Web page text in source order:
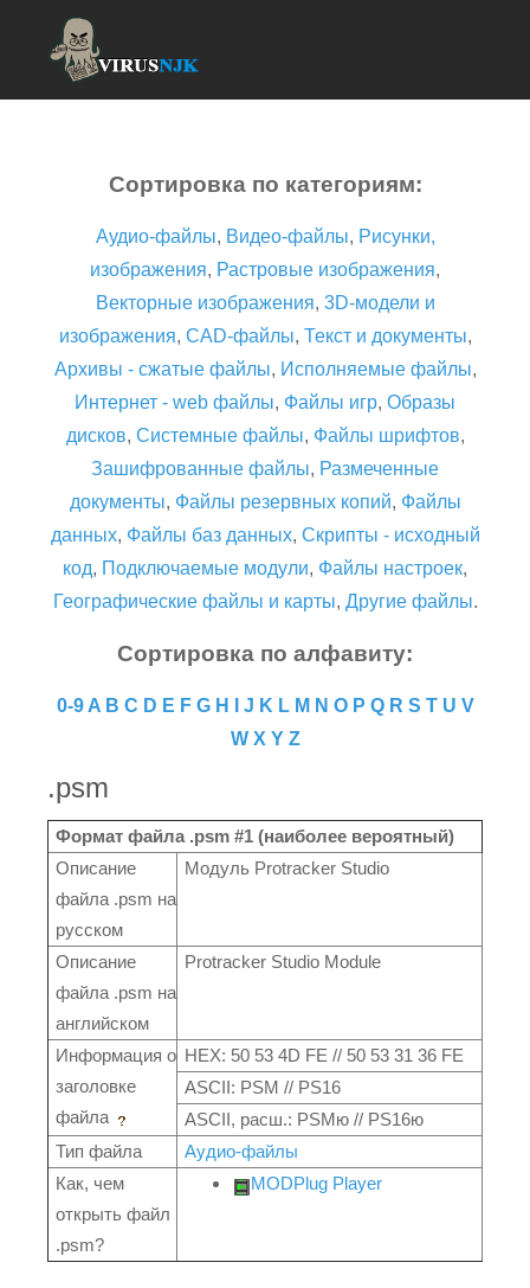
Сортировка по категориям:
Аудио-файлы, Видео-файлы, Рисунки,
изображения, Растровые изображения,
Векторные изображения, 3D-модели и
изображения, CAD-файлы, Текст и документы,
Архивы - сжатые файлы, Исполняемые файлы,
Интернет - web файлы, Файлы игр, Образы
дисков, Системные файлы, Файлы шрифтов,
Зашифрованные файлы, Размеченные
документы, Файлы резервных копий, Файлы
данных, Файлы баз данных, Скрипты - исходный
код, Подключаемые модули, Файлы настроек,
Географические файлы и карты, Другие файлы.
Сортировка по алфавиту:
0-9 A B C D E F G H J K L M N O P Q R S T U V
W X Y Z
.psm
Формат файла .psm #1 (наиболее вероятный)
Описание
файла .psm на
русском
Модуль Protracker Studio
Описание
файла .psm на
английском
Protracker Studio Module
Информация о
заголовке
файла
HEX: 50 53 4D FE // 50 53 31 36 FE
ASCII: PSM // PS16
ASCII, расш.: PSMю // PS16ю
Тип файла
Аудио-файлы
Как, чем
открыть файл
.psm?
MODPlug Player